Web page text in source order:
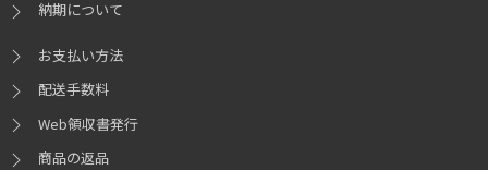
納期について
お支払い方法
配送手数料
Web領収書発行
商品の返品